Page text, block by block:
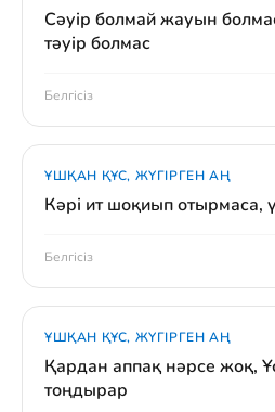
Сәуір болмай жауын
тәуір болмас
Белгісіз
ҰШҚАН ҚҰС, ЖҮГІРГЕН АҢ
Кәрі ит шоқиып отырмаса,
Белгісіз
ҰШҚАН ҚҰС, ЖҮГІРГЕН АҢ
Қардан аппақ нәрсе жоқ,
тоңдырар